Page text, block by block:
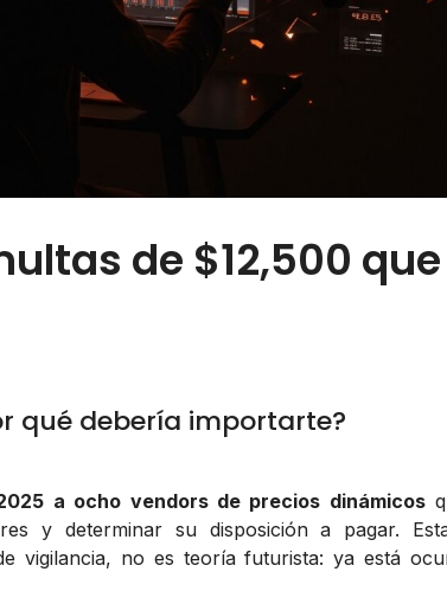
de $12,500
qué debería importarte?
a ocho vendors de precios dinámicos
y determinar su disposición a pagar.
vigilancia, no es teoría futurista: ya está